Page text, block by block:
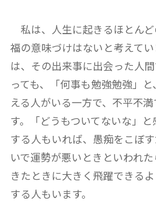
私は、人生に起きるほとん
福の意味づけはないと考えて
は、その出来事に出会った人
っても、「何事も勉強勉強」
える人がいる一方で、不平不
す。「どうもついてないな」
する人もいれば、愚痴をこぼ
いで運勢が悪いときといわれ
きたときに大きく飛躍できる
する人もいます。